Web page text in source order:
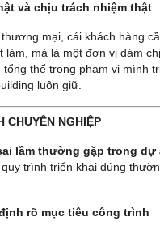
và chịu trách nhiệm thật
mại, cái khách hàng
làm, mà là một đơn vị dám
thể trong phạm vi mình
luôn giữ.
CHUYÊN NGHIỆP
lầm thường gặp trong dự
, quy trình triển khai đúng
rõ mục tiêu công trình